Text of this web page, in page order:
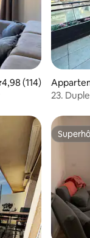
: 4,88 sur 5
moyenne
4,98 (114)
23.